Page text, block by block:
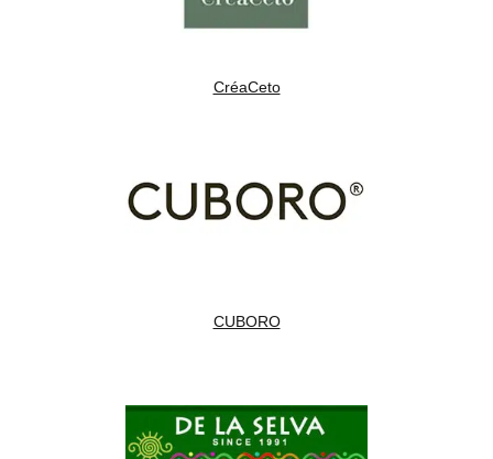
CréaCeto
CUBORO